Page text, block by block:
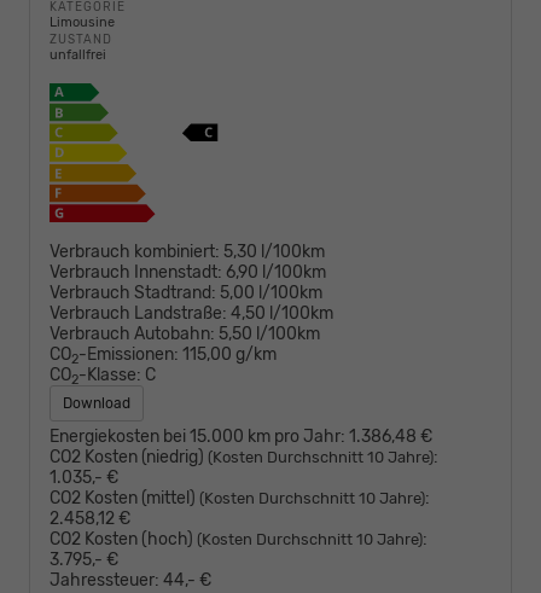
KATEGORIE
Limousine
ZUSTAND
unfallfrei
Verbrauch kombiniert: 5,30 l/100km
Verbrauch Innenstadt: 6,90 l/100km
Verbrauch Stadtrand: 5,00 l/100km
Verbrauch Landstraße: 4,50 l/100km
Verbrauch Autobahn: 5,50 l/100km
CO2-Emissionen: 115,00 g/km
CO2-Klasse: C
Download
Energiekosten bei 15.000 km pro Jahr: 1.386,48 €
CO2 Kosten (niedrig) (Kosten Durchschnitt 10 Jahre):
1.035,- €
CO2 Kosten (mittel) (Kosten Durchschnitt 10 Jahre):
2.458,12 €
CO2 Kosten (hoch) (Kosten Durchschnitt 10 Jahre):
3.795,- €
Jahressteuer: 44,- €